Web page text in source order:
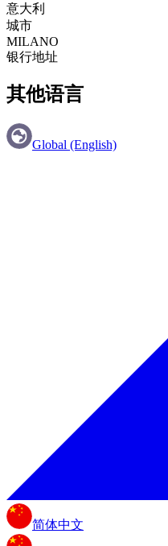
意大利
城市
MILANO
银行地址
其他语言
Global (English)
简体中文